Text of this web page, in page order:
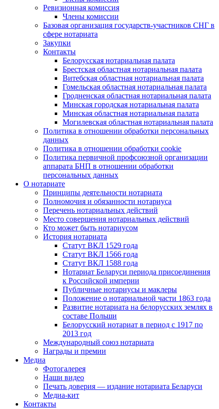
Ревизионная комиссия
Члены комиссии
Базовая организация государств-участников СНГ в
сфере нотариата
Закупки
Контакты
Белорусская нотариальная палата
Брестская областная нотариальная палата
Витебская областная нотариальная палата
Гомельская областная нотариальная палата
Гродненская областная нотариальная палата
Минская городская нотариальная палата
Минская областная нотариальная палата
Могилевская областная нотариальная палата
Политика в отношении обработки персональных
данных
Политика в отношении обработки cookie
Политика первичной профсоюзной организации
аппарата БНП в отношении обработки
персональных данных
О нотариате
Принципы деятельности нотариата
Полномочия и обязанности нотариуса
Перечень нотариальных действий
Место совершения нотариальных действий
Кто может быть нотариусом
История нотариата
Статут ВКЛ 1529 года
Статут ВКЛ 1566 года
Статут ВКЛ 1588 года
Нотариат Беларуси периода присоединения
к Российской империи
Публичные нотариусы и маклеры
Положение о нотариальной части 1863 года
Развитие нотариата на белорусских землях в
составе Польши
Белорусский нотариат в период с 1917 по
2013 год
Международный союз нотариата
Награды и премии
Медиа
Фотогалерея
Наши видео
Печать доверия — издание нотариата Беларуси
Медиа-кит
Контакты